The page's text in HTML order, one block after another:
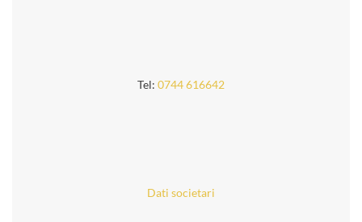
Tel: 0744 616642
Dati societari